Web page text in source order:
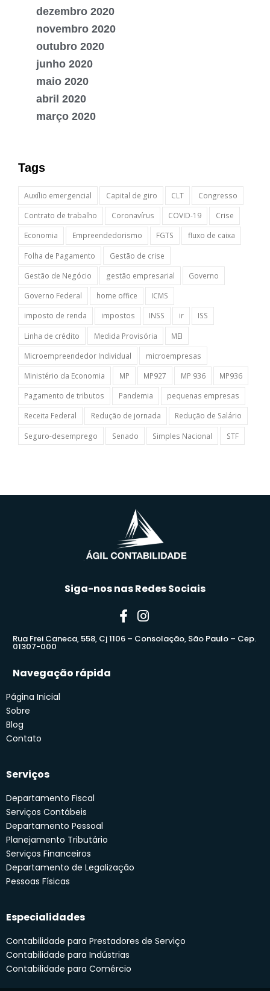
dezembro 2020
novembro 2020
outubro 2020
junho 2020
maio 2020
abril 2020
março 2020
Tags
Auxílio emergencial Capital de giro CLT
Congresso
Contrato de trabalho
Coronavírus COVID-19
Crise
Economia
Empreendedorismo FGTS
fluxo de caixa
Folha de Pagamento
Gestão de crise
Gestão de Negócio
gestão empresarial
Governo
Governo Federal
home office
ICMS
imposto de renda
impostos INSS ir
ISS
Linha de crédito
Medida Provisória
MEI
Microempreendedor Individual
microempresas
Ministério da Economia
MP MP927 MP 936
MP936
Pagamento de tributos
Pandemia
pequenas empresas
Receita Federal
Redução de jornada
Redução de Salário
Seguro-desemprego
Senado Simples Nacional STF
Siga-nos nas Redes Sociais
Rua Frei Caneca, 558, Cj 1106 – Consolação, São Paulo – Cep.
01307-000
Navegação rápida
Página Inicial
Sobre
Blog
Contato
Serviços
Departamento Fiscal
Serviços Contábeis
Departamento Pessoal
Planejamento Tributário
Serviços Financeiros
Departamento de Legalização
Pessoas Físicas
Especialidades
Contabilidade para Prestadores de Serviço
Contabilidade para Indústrias
Contabilidade para Comércio